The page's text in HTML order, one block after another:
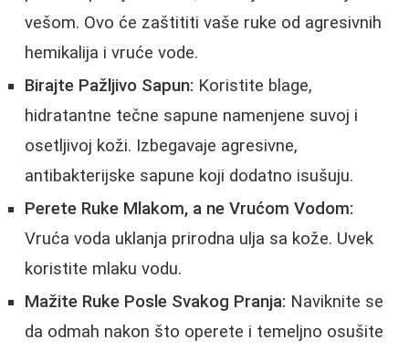
vešom. Ovo će zaštititi vaše ruke od agresivnih
hemikalija i vruće vode.
Birajte Pažljivo Sapun: Koristite blage,
hidratantne tečne sapune namenjene suvoj i
osetljivoj koži. Izbegavaje agresivne,
antibakterijske sapune koji dodatno isušuju.
Perete Ruke Mlakom, a ne Vrućom Vodom:
Vruća voda uklanja prirodna ulja sa kože. Uvek
koristite mlaku vodu.
Mažite Ruke Posle Svakog Pranja: Naviknite se
da odmah nakon što operete i temeljno osušite